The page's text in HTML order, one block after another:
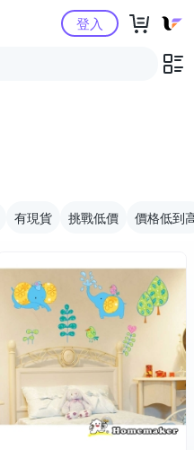
購物中心登入
有現貨 挑戰低價 價格低到